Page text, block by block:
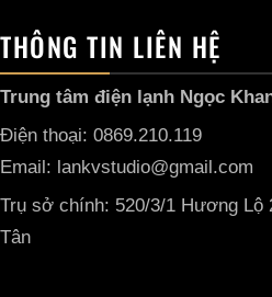
THÔNG TIN LIÊN HỆ
Trung tâm điện lạnh Ngọc
Điện thoại: 0869.210.119
Email: lankvstudio@gmail.com
Trụ sở chính: 520/3/1 Hương Lộ
Tân